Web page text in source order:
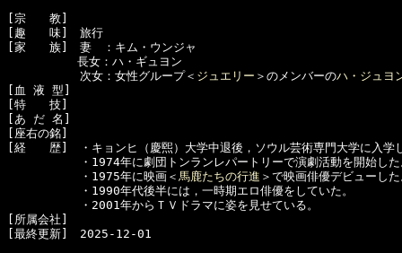
[宗　　教]
[趣　　味]　旅行
[家　　族]　妻　：キム・ウンジャ
長女：ハ・ギュヨン
  　　　　　次女：女性グループ＜
ジュエリー ＞のメンバーのハ・ジュヨ
[血 液 型]
[特　　技]
[あ だ 名]
[座右の銘]
[経　　歴]　・キョンヒ（慶煕）大学中退後，ソウル芸術専門大学に入学
　　　　　・1974年に劇団トンランレパートリーで演劇活動を開始し
  　　　　　・1975年に映画＜
馬鹿たちの行進 ＞で映画俳優デビューし
  　　　　　・1990年代後半には，一時期エロ俳優をしていた。
  　　　　　・2001年からＴＶドラマに姿を見せている。
[所属会社]